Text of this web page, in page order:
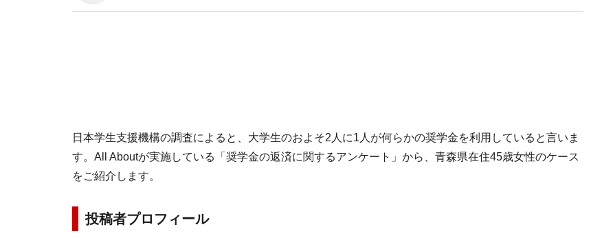
日本学生支援機構の調査によると、大学生のおよそ2人に1人が何らかの奨学金を利用していると言いま
す。All Aboutが実施している「奨学金の返済に関するアンケート」から、青森県在住45歳女性のケース
をご紹介します。
投稿者プロフィール